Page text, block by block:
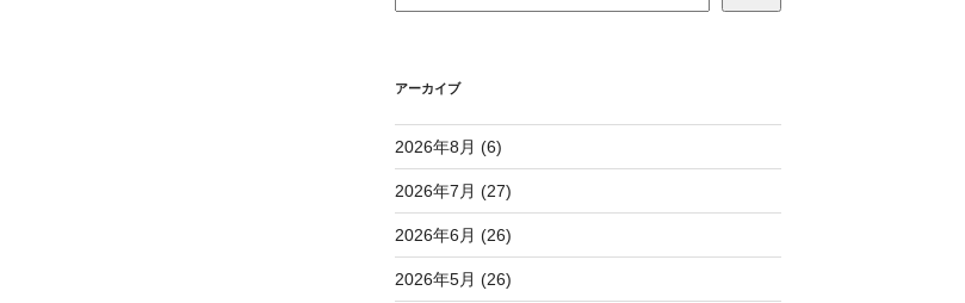
アーカイブ
2026年8月 (6)
2026年7月 (27)
2026年6月 (26)
2026年5月 (26)